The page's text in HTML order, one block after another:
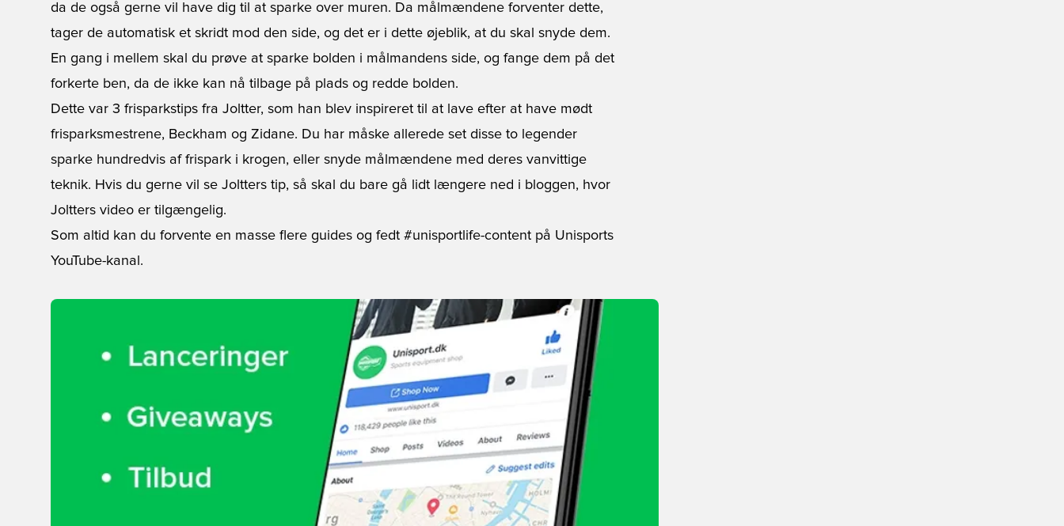
da de også gerne vil have dig til at sparke over muren. Da målmændene forventer dette,
tager de automatisk et skridt mod den side, og det er i dette øjeblik, at du skal snyde dem.
En gang i mellem skal du prøve at sparke bolden i målmandens side, og fange dem på det
forkerte ben, da de ikke kan nå tilbage på plads og redde bolden.
Dette var 3 frisparkstips fra Joltter, som han blev inspireret til at lave efter at have mødt
frisparksmestrene, Beckham og Zidane. Du har måske allerede set disse to legender
sparke hundredvis af frispark i krogen, eller snyde målmændene med deres vanvittige
teknik. Hvis du gerne vil se Joltters tip, så skal du bare gå lidt længere ned i bloggen, hvor
Joltters video er tilgængelig.
Som altid kan du forvente en masse flere guides og fedt #unisportlife-content på Unisports
YouTube-kanal .